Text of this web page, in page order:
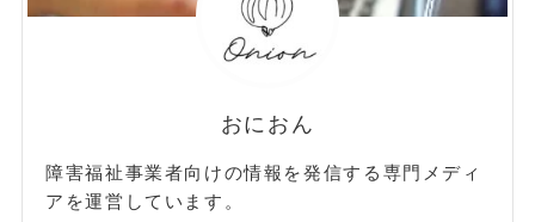
おにおん
障害福祉事業者向けの情報を発信する専門メディ
アを運営しています。